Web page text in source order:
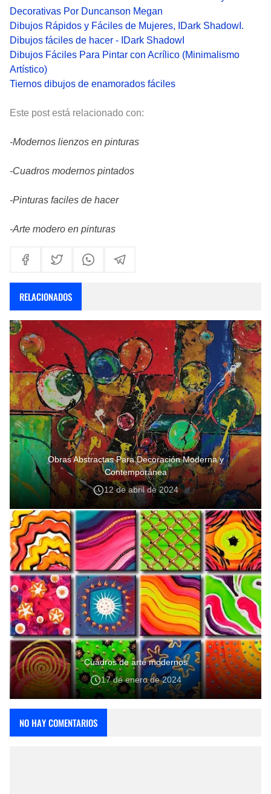
Decorativas Por Duncanson Megan
Dibujos Rápidos y Fáciles de Mujeres, IDark ShadowI.
Dibujos fáciles de hacer - IDark ShadowI
Dibujos Fáciles Para Pintar con Acrílico (Minimalismo
Artístico)
Tiernos dibujos de enamorados fáciles
Este post está relacionado con:
-Modernos lienzos en pinturas
-Cuadros modernos pintados
-Pinturas faciles de hacer
-Arte modero en pinturas
RELACIONADOS
Obras Abstractas Para Decoración Moderna y
Contemporánea
12 de abril de 2024
Cuadros de arte modernos
17 de enero de 2024
NO HAY COMENTARIOS